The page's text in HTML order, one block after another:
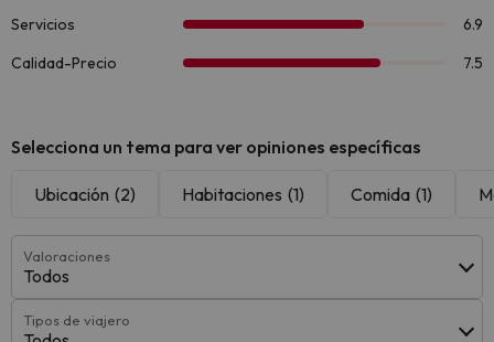
Selecciona un tema para ver opiniones específicas
Ubicación (2) Habitaciones (1) Comida (1)
Valoraciones
Todos
Tipos de viajero